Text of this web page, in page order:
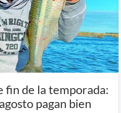
fin de la temporada:
pagan bien